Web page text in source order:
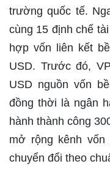
trường quốc tế.
cùng 15 định chế
hợp vốn liên kết
USD. Trước đó,
USD nguồn vốn
đồng thời là ngân
hành thành công
mở rộng kênh
chuyển đổi theo